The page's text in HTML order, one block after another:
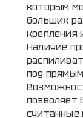
которым
больших
крепления
Наличие
под
позволяет
считанные